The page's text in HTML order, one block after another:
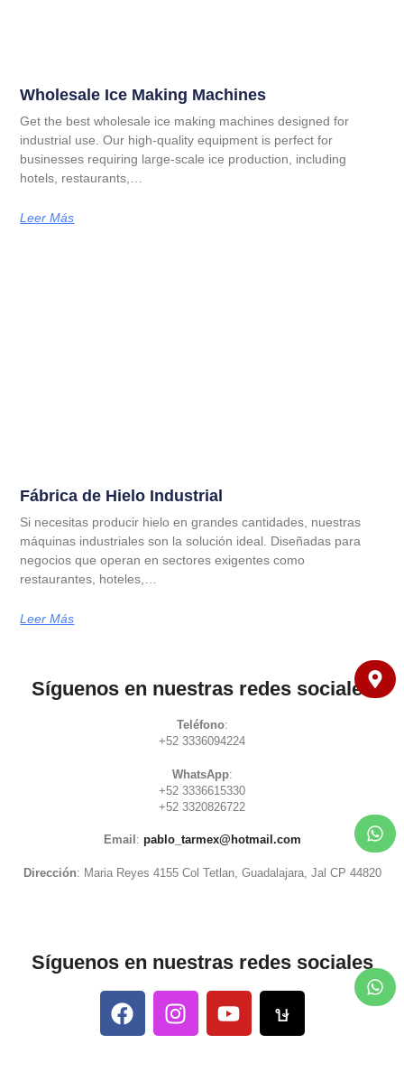
Wholesale Ice Making Machines
Get the best wholesale ice making machines designed for
industrial use. Our high-quality equipment is perfect for
businesses requiring large-scale ice production, including
hotels, restaurants,…
Leer Más
Fábrica de Hielo Industrial
Si necesitas producir hielo en grandes cantidades, nuestras
máquinas industriales son la solución ideal. Diseñadas para
negocios que operan en sectores exigentes como
restaurantes, hoteles,…
Leer Más
Síguenos en nuestras redes sociales
Teléfono:
+52 3336094224
WhatsApp:
+52 3336615330
+52 3320826722
Email : pablo_tarmex@hotmail.com
Dirección: Maria Reyes 4155 Col Tetlan, Guadalajara, Jal CP 44820
Síguenos en nuestras redes sociales